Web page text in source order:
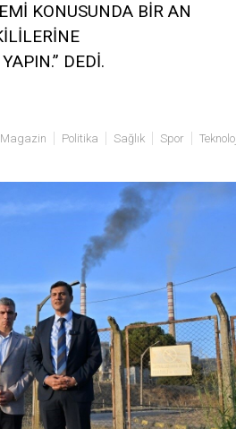
KONUSUNDA BİR AN
DEDİ.
Magazin Politika Sağlık Spor